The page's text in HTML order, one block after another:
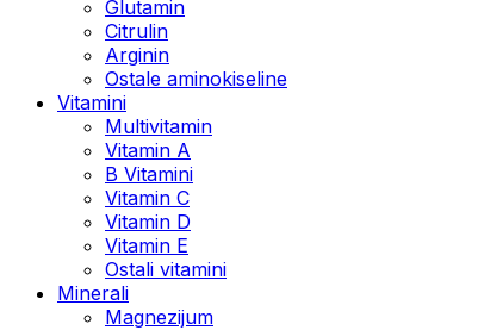
Glutamin
Citrulin
Arginin
Ostale aminokiseline
Vitamini
Multivitamin
Vitamin A
B Vitamini
Vitamin C
Vitamin D
Vitamin E
Ostali vitamini
Minerali
Magnezijum